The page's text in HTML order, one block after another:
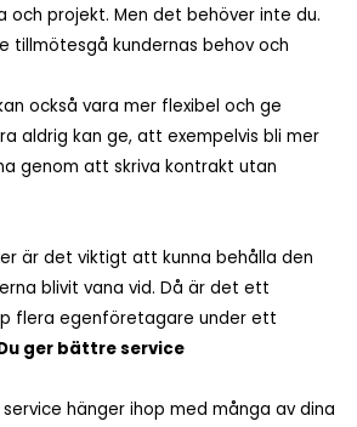
och projekt. Men det behöver inte du.
tillmötesgå kundernas behov och
också vara mer flexibel och ge
aldrig kan ge, att exempelvis bli mer
genom att skriva kontrakt utan
är det viktigt att kunna behålla den
blivit vana vid. Då är det ett
flera egenföretagare under ett
ger bättre service
hänger ihop med många av dina